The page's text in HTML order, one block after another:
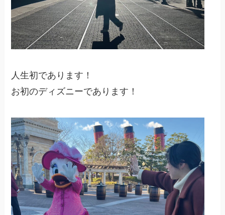
人生初であります！
お初のディズニーであります！